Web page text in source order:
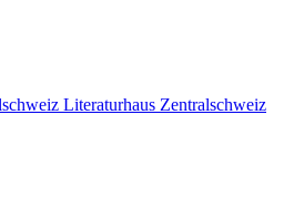
Literaturhaus Zentralschweiz